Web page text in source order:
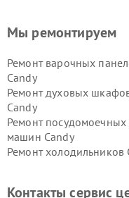
Мы ремонтируем
Ремонт варочных
Candy
Ремонт духовых
Candy
Ремонт посудомоечных
машин Candy
Ремонт холодильников
Контакты сервис